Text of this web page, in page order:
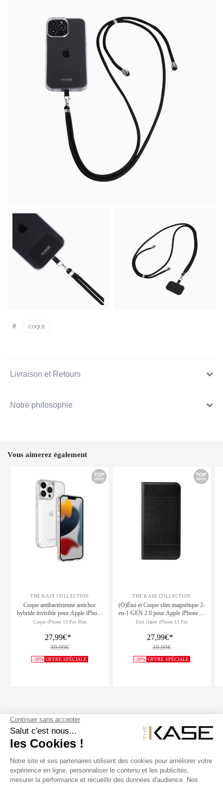
# COQUE
Livraison et Retours
Notre philosophie
Vous aimerez également
THE KASE COLLECTION
Coque antibactérienne antichoc
hybride invisible pour Apple iPhone
13 Pro Max, Transparente
Coque iPhone 13 Pro Max
27,99€*
39,99€
-30% OFFRE SPÉCIALE
THE KASE COLLECTION
(O)Étui et Coque slim magnétique 2-
en-1 GEN 2.0 pour Apple iPhone 13
Pro, Noir
Etui clapet iPhone 13 Pro
27,99€*
39,99€
-30% OFFRE SPÉCIALE